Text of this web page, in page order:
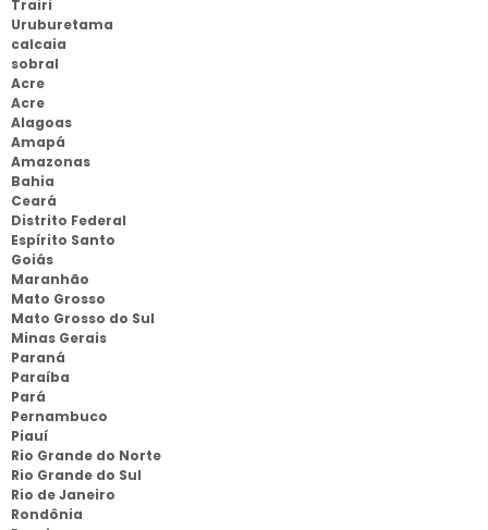
Trairi
Uruburetama
calcaia
sobral
Acre
Acre
Alagoas
Amapá
Amazonas
Bahia
Ceará
Distrito Federal
Espírito Santo
Goiás
Maranhão
Mato Grosso
Mato Grosso do Sul
Minas Gerais
Paraná
Paraíba
Pará
Pernambuco
Piauí
Rio Grande do Norte
Rio Grande do Sul
Rio de Janeiro
Rondônia